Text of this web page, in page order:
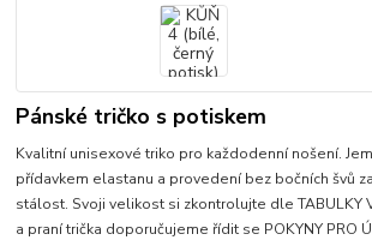
Pánské tričko s potiskem
Kvalitní unisexové triko pro každodenní nošení.
přídavkem elastanu a provedení bez bočních švů
stálost. Svoji velikost si zkontrolujte dle TABULKY
a praní trička doporučujeme řídit se POKYNY PRO